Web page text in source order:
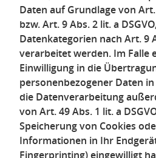
Daten auf Grundlage von Art.
bzw. Art. 9 Abs. 2 lit. a
Datenkategorien nach Art. 9
verarbeitet werden. Im Falle
Einwilligung in die
personenbezogener Daten
die Datenverarbeitung
von Art. 49 Abs. 1 lit. a
Speicherung von Cookies
Informationen in Ihr
Fingerprinting) eingewilligt